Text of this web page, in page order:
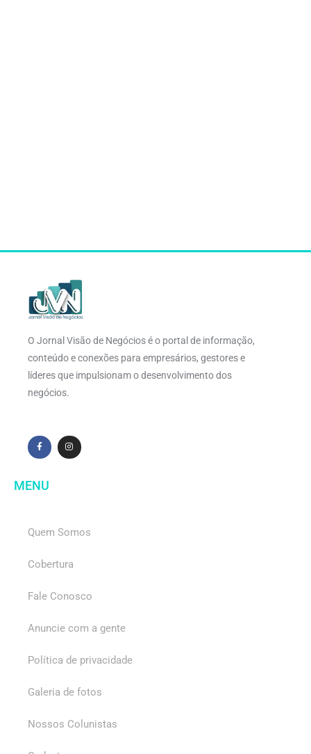
O Jornal Visão de Negócios é o portal de informação,
conteúdo e conexões para empresários, gestores e
líderes que impulsionam o desenvolvimento dos
negócios.
MENU
Quem Somos
Cobertura
Fale Conosco
Anuncie com a gente
Política de privacidade
Galeria de fotos
Nossos Colunistas